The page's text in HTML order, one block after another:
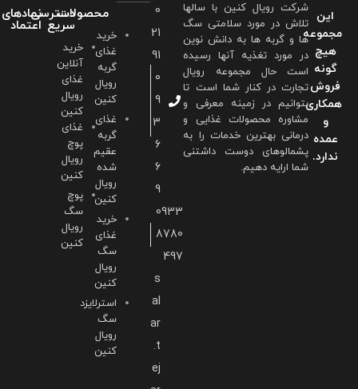
این
مجموعه
هیچ
گونه
فروش
همکاری
و
عمده
ندارد.
شرکت رویال کنین با سالها
تلاش در مورد سلامتی سگ
ها و گربه ها به دانش نوین
در مورد تغذیه آنها رسیده
است حال مجموعه رویال
تجارت در کنار شما است تا
بتوانیم در زمینه معرفی و
مشاوره محصولات غذایی و
درمانی بهترین خدمات را به
پشمالوهای دوست داشتنی
شما ارايه دهیم.
0
21
91
0
9
3
6
6
9
0933
8780
497
s
al
ar
.t
ej
محصولات
خرید
غذای
گربه
رویال
کنین
غذای
گربه
عقیم
شده
رویال
کنین
خرید
غذای
سگ
رویال
کنین
استرلایزد
سگ
رویال
کنین
دسترسی
سریع
خرید
آنلاین
غذای
رویال
کنین
غذای
پوچ
رویال
کنین
پوچ
سگ
رویال
کنین
نمادهای
اعتماد